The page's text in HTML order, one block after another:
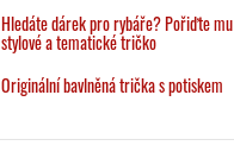
Hledáte dárek pro rybáře? Pořiďte mu
stylové a tematické tričko
Originální bavlněná trička s potiskem